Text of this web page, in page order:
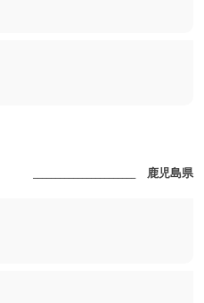
_______________________ 鹿児島県